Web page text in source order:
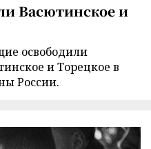
Васютинское и
освободили
и Торецкое в
России.